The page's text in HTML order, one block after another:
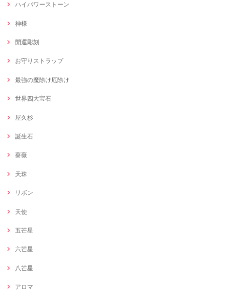
ハイパワーストーン
神様
開運彫刻
お守りストラップ
最強の魔除け厄除け
世界四大宝石
屋久杉
誕生石
薔薇
天珠
リボン
天使
五芒星
六芒星
八芒星
アロマ